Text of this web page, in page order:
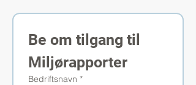
Be om tilgang til
Miljørapporter
Bedriftsnavn *